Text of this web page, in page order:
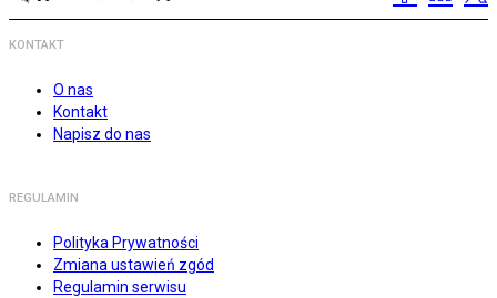
KONTAKT
O nas
Kontakt
Napisz do nas
REGULAMIN
Polityka Prywatności
Zmiana ustawień zgód
Regulamin serwisu